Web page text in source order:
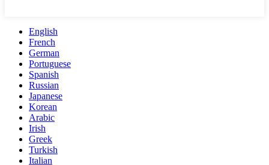
English
French
German
Portuguese
Spanish
Russian
Japanese
Korean
Arabic
Irish
Greek
Turkish
Italian